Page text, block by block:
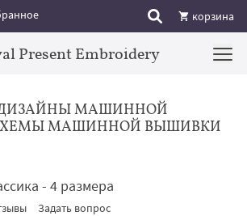
корзина
Present Embroidery
ДИЗАЙНЫ МАШИННОЙ
МАШИННОЙ ВЫШИВКИ
- 4 размера
Задать вопрос